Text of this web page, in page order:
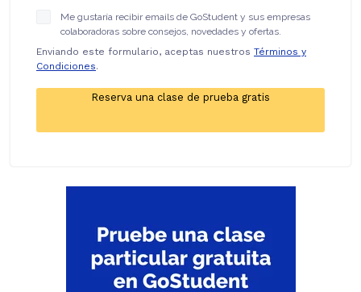
Me gustaría recibir emails de GoStudent y sus empresas
colaboradoras sobre consejos, novedades y ofertas.
Enviando este formulario, aceptas nuestros Términos y
Condiciones.